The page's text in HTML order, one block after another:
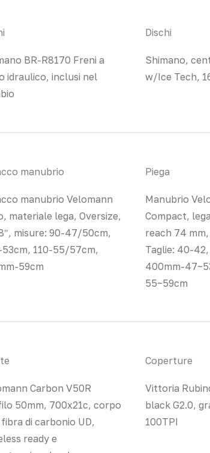
BR-R8170 Freni a
idraulico, inclusi nel
Dischi
Shimano,
w/Ice Tech,
manubrio
manubrio Velomann
materiale lega, Oversize,
misure: 90-47/50cm,
53cm, 110-55/57cm,
59cm
Piega
Manubrio
Compact,
reach 74
Taglie: 40-42,
400mm-
55~59cm
Carbon V50R
50mm, 700x21c, corpo
fibra di carbonio UD,
ready e
Coperture
Vittoria
black G2.0,
100TPI